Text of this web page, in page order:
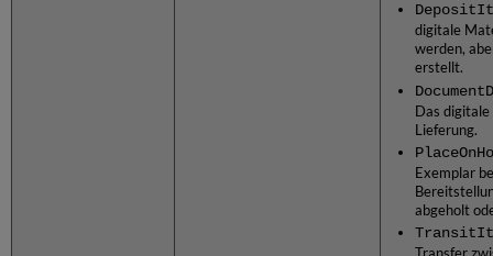
digitale
werden,
erstellt.
Das
Lieferung.
Exemplar
abgeholt